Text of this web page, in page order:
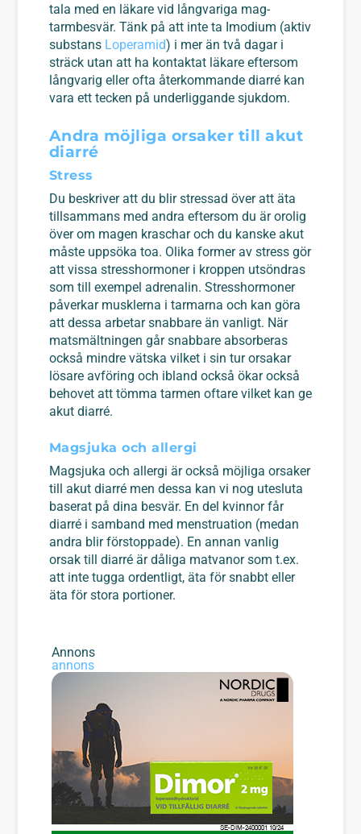
tala med en läkare vid långvariga mag-
tarmbesvär. Tänk på att inte ta Imodium (aktiv
substans Loperamid) i mer än två dagar i
sträck utan att ha kontaktat läkare eftersom
långvarig eller ofta återkommande diarré kan
vara ett tecken på underliggande sjukdom.
Andra möjliga orsaker till akut
diarré
Stress
Du beskriver att du blir stressad över att äta
tillsammans med andra eftersom du är orolig
över om magen kraschar och du kanske akut
måste uppsöka toa. Olika former av stress gör
att vissa stresshormoner i kroppen utsöndras
som till exempel adrenalin. Stresshormoner
påverkar musklerna i tarmarna och kan göra
att dessa arbetar snabbare än vanligt. När
matsmältningen går snabbare absorberas
också mindre vätska vilket i sin tur orsakar
lösare avföring och ibland också ökar också
behovet att tömma tarmen oftare vilket kan ge
akut diarré.
Magsjuka och allergi
Magsjuka och allergi är också möjliga orsaker
till akut diarré men dessa kan vi nog utesluta
baserat på dina besvär. En del kvinnor får
diarré i samband med menstruation (medan
andra blir förstoppade). En annan vanlig
orsak till diarré är dåliga matvanor som t.ex.
att inte tugga ordentligt, äta för snabbt eller
äta för stora portioner.
Annons
annons